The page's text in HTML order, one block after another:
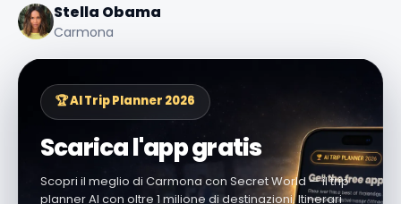
Stella Obama
Carmona
🏆 AI Trip Planner 2026
Scarica l'app gratis
Scopri il meglio di Carmona con Secret World — il trip
planner AI con oltre 1 milione di destinazioni. Itinerari